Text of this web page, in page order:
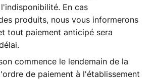
En cas
produits, nous vous informerons
tout paiement anticipé sera
commence le lendemain de la
de paiement à l'établissement